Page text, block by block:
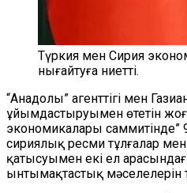
Түркия мен Сирия
нығайтуға ниетті.
“Анадолы” агенттігі мен
ұйымдастыруымен өтетін
экономикалары саммитінде”
сириялық ресми тұлғалар
қатысуымен екі ел
ынтымақтастық мәселелерін